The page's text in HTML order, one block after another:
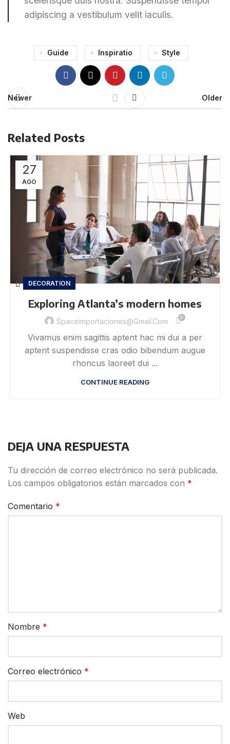
adipiscing a vestibulum velit iaculis.
Guide Inspiratio Style
Newer Older
Related Posts
27
AGO
DECORATION
Exploring Atlanta’s modern homes
Spaceimportaciones@gmail.com 0
Vivamus enim sagittis aptent hac mi dui a per
aptent suspendisse cras odio bibendum augue
rhoncus laoreet dui ...
CONTINUE READING
DEJA UNA RESPUESTA
Tu dirección de correo electrónico no será publicada.
Los campos obligatorios están marcados con *
Comentario *
Nombre *
Correo electrónico *
Web